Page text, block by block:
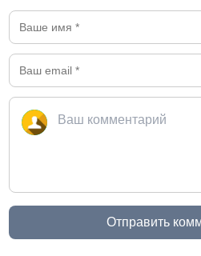
Отправить